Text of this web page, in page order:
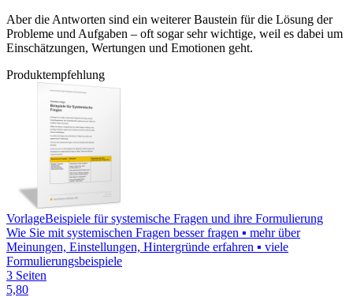
Aber die Antworten sind ein weiterer Baustein für die Lösung der
Probleme und Aufgaben – oft sogar sehr wichtige, weil es dabei um
Einschätzungen, Wertungen und Emotionen geht.
Produktempfehlung
VorlageBeispiele für systemische Fragen und ihre Formulierung
Wie Sie mit systemischen Fragen besser fragen ▪ mehr über
Meinungen, Einstellungen, Hintergründe erfahren ▪ viele
Formulierungsbeispiele
3 Seiten
5,80